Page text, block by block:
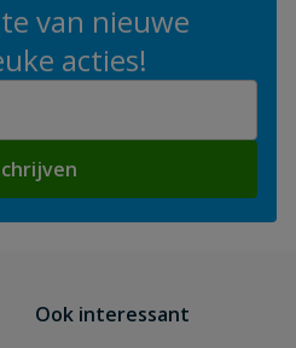
van nieuwe
acties!
Ook interessant